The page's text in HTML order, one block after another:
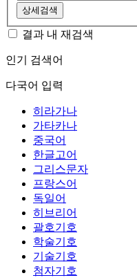
상세검색
결과 내 재검색
인기 검색어
다국어 입력
히라가나
가타카나
중국어
한글고어
그리스문자
프랑스어
독일어
히브리어
괄호기호
학술기호
기술기호
첨자기호